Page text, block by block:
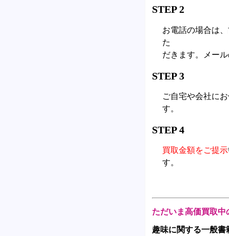
STEP 2
お電話の場合は
た
だきます。メー
STEP 3
ご自宅や会社に
す。
STEP 4
買取金額をご提示
す。
ただいま高価買取中
趣味に関する一般書